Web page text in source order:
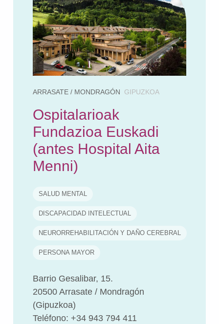
ARRASATE / MONDRAGÓN GIPUZKOA
Ospitalarioak
Fundazioa Euskadi
(antes Hospital Aita
Menni)
SALUD MENTAL
DISCAPACIDAD INTELECTUAL
NEURORREHABILITACIÓN Y DAÑO CEREBRAL
PERSONA MAYOR
Barrio Gesalibar, 15.
20500 Arrasate / Mondragón
(Gipuzkoa)
Teléfono: +34 943 794 411